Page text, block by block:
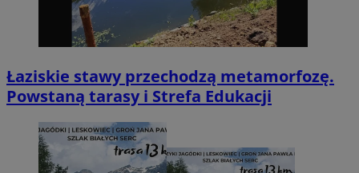
Łaziskie stawy przechodzą metamorfozę.
Powstaną tarasy i Strefa Edukacji